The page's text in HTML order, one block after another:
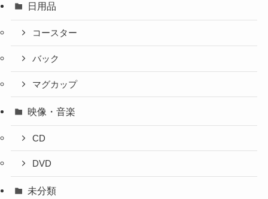
日用品
コースター
バック
マグカップ
映像・音楽
CD
DVD
未分類